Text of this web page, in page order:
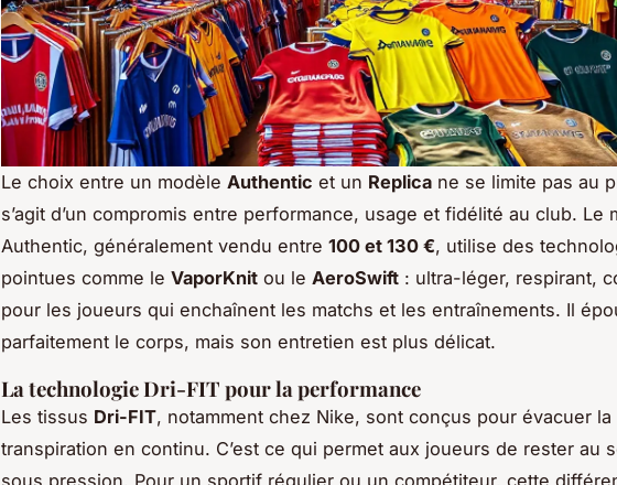
Le choix entre un modèle Authentic et un Replica ne se limite pas au
s’agit d’un compromis entre performance, usage et fidélité au club. Le
Authentic, généralement vendu entre 100 et 130 €, utilise des
pointues comme le VaporKnit ou le AeroSwift : ultra-léger, respirant,
pour les joueurs qui enchaînent les matchs et les entraînements. Il
parfaitement le corps, mais son entretien est plus délicat.
La technologie Dri-FIT pour la performance
Les tissus Dri-FIT, notamment chez Nike, sont conçus pour évacuer la
transpiration en continu. C’est ce qui permet aux joueurs de rester au
sous pression. Pour un sportif régulier ou un compétiteur, cette